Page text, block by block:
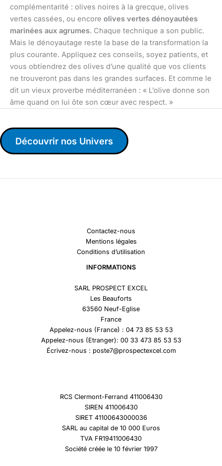
complémentarité : olives noires à la grecque, olives
vertes cassées, ou encore olives vertes dénoyautées
marinées aux agrumes. Chaque technique a son public.
Mais le dénoyautage reste la base de la transformation la
plus courante. Appliquez ces conseils, soyez patients, et
vous obtiendrez des olives d’une qualité que vos clients
ne trouveront pas dans les grandes surfaces. Et comme le
dit un vieux proverbe méditerranéen : « L’olive donne son
âme quand on lui ôte son cœur avec respect. »
Découvrir nos Univers
Contactez-nous
Mentions légales
Conditions d’utilisation
INFORMATIONS
SARL PROSPECT EXCEL
Les Beauforts
63560 Neuf-Eglise
France
Appelez-nous (France) : 04 73 85 53 53
Appelez-nous (Etranger): 00 33 473 85 53 53
Écrivez-nous : poste7@prospectexcel.com
RCS Clermont-Ferrand 411006430
SIREN 411006430
SIRET 41100643000036
SARL au capital de 10 000 Euros
TVA FR19411006430
Société créée le 10 février 1997